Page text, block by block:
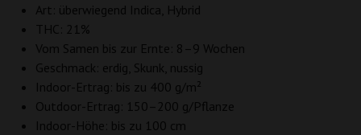
Art: überwiegend Indica, Hybrid
THC: 21%
Vom Samen bis zur Ernte: 8–9 Wochen
Geschmack: erdig, Skunk, nussig
Indoor-Ertrag: bis zu 400 g/m²
Outdoor-Ertrag: 150–200 g/Pflanze
Indoor-Höhe: bis zu 100 cm